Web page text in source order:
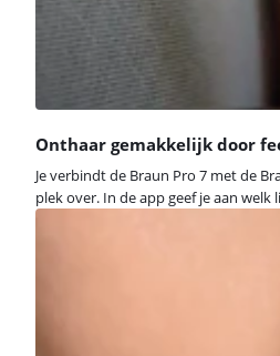
Onthaar gemakkelijk door
Je verbindt de Braun Pro 7 met de
plek over. In de app geef je aan